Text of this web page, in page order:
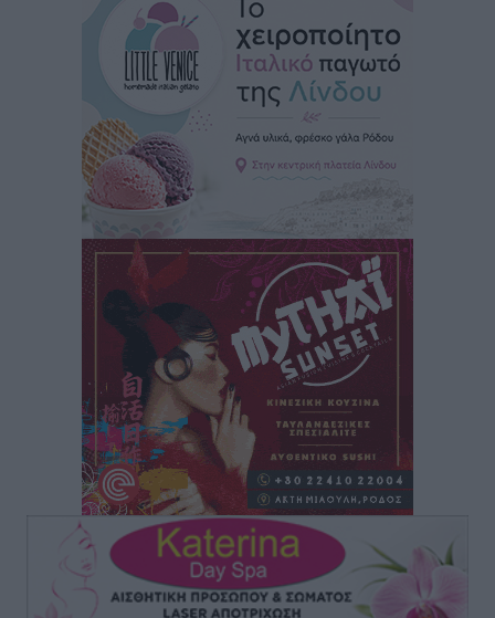
Ρίζου στις Ακαδημίες
πριν 2 ώρες
Εθνική Ανδρών: Ραντεβού στο Telekom Center Athens
Αθλητικά• πριν 3 ώρες
ΕΠΟ: Απέσυρε τη στήριξή της στην υποψηφιότητα
του Ινφαντίνο
Αθλητικά• πριν 3 ώρες
Φοίβος Κω: Το «ευχαριστώ» για το 9ο Kos 3X3
Basketball Festival
πριν 3 ώρες
6ο Kalymnos 3X3: Ολοκληρώθηκε με μεγάλη επιτυχία,
νικητές οι VAR!
Αθλητικά• πριν 3 ώρες
Νέα αεροσκάφη, drones, δασοκομάντος: Τι έχει
αλλάξει στην Πολιτική Προστασί
Ειδήσεις πριν 3 ώρες